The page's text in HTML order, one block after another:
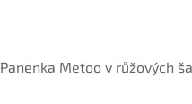
Panenka Metoo v růžových